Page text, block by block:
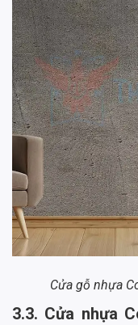
Cửa gỗ nhựa
3.3. Cửa nhựa